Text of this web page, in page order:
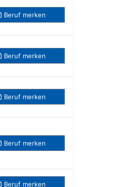
Beruf merken
Beruf merken
Beruf merken
Beruf merken
Beruf merken